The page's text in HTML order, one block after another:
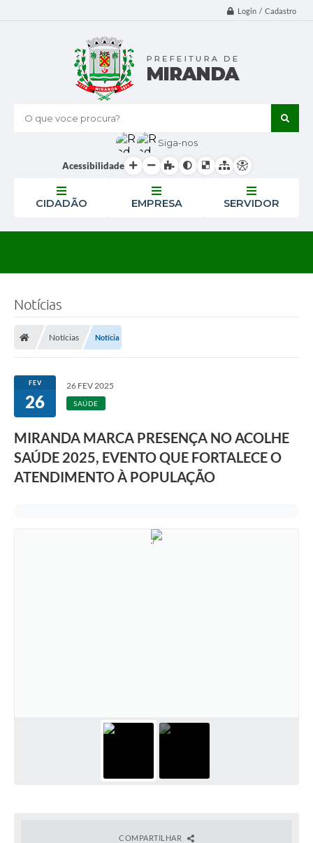
Login / Cadastro
O que voce procura?
Siga-nos
Acessibilidade
CIDADÃO EMPRESA SERVIDOR
Notícias
Notícias Notícia
FEV
26
26 FEV 2025
SAÚDE
MIRANDA MARCA PRESENÇA NO ACOLHE
SAÚDE 2025, EVENTO QUE FORTALECE O
ATENDIMENTO À POPULAÇÃO
COMPARTILHAR